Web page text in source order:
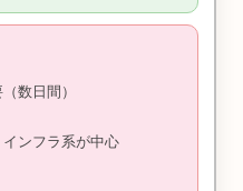
数日間）
ンフラ系が中心